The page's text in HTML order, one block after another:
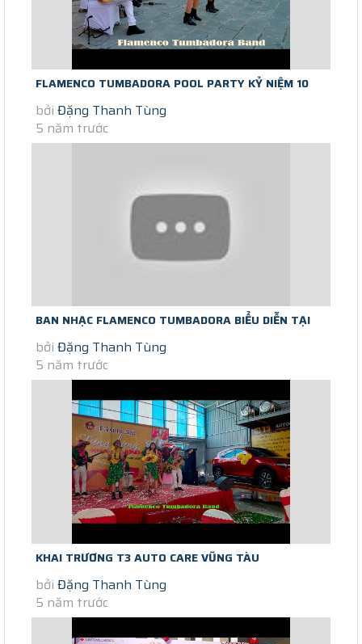
FLAMENCO TUMBADORA POOL PARTY KỶ NIỆM 10
NĂM THÀNH LẬP THẮNG LỢI GROUP
bởi Đặng Thanh Tùng
5 năm trước
BAN NHẠC FLAMENCO TUMBADORA BIỂU DIỄN TẠI
LANDMARK 81 LUXURY VINPEARL HOTEL
bởi Đặng Thanh Tùng
5 năm trước
KHAI TRƯƠNG T3 AUTO CARE VŨNG TÀU
bởi Đặng Thanh Tùng
5 năm trước